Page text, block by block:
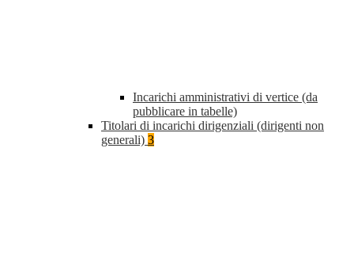
Incarichi amministrativi di vertice (da
pubblicare in tabelle)
Titolari di incarichi dirigenziali (dirigenti non
generali) 3